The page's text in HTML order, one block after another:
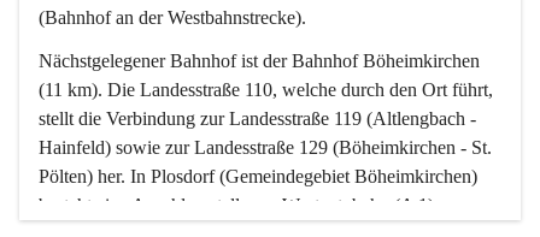
(Bahnhof an der Westbahnstrecke).
Nächstgelegener Bahnhof ist der Bahnhof Böheimkirchen
(11 km). Die Landesstraße 110, welche durch den Ort führt,
stellt die Verbindung zur Landesstraße 119 (Altlengbach -
Hainfeld) sowie zur Landesstraße 129 (Böheimkirchen - St.
Pölten) her. In Plosdorf (Gemeindegebiet Böheimkirchen)
besteht eine Anschlussstelle zur Westautobahn (A 1).